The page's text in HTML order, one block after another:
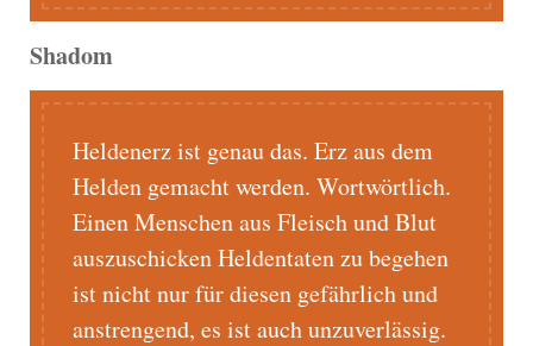
Shadom
Heldenerz ist genau das. Erz aus dem
Helden gemacht werden. Wortwörtlich.
Einen Menschen aus Fleisch und Blut
auszuschicken Heldentaten zu begehen
ist nicht nur für diesen gefährlich und
anstrengend, es ist auch unzuverlässig.